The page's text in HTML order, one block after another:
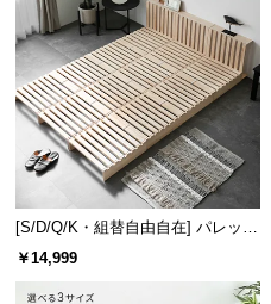
[S/D/Q/K・組替自由自在] パレット
ベッド 8/12/16枚セット
￥14,999